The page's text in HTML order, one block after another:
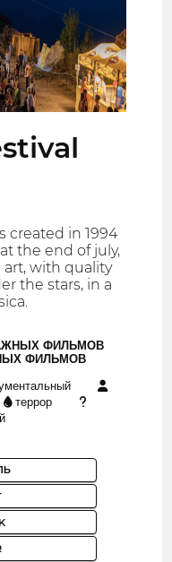
created in 1994
the end of july,
with quality
the stars, in a
ФИЛЬМОВ
ФИЛЬМОВ
террор